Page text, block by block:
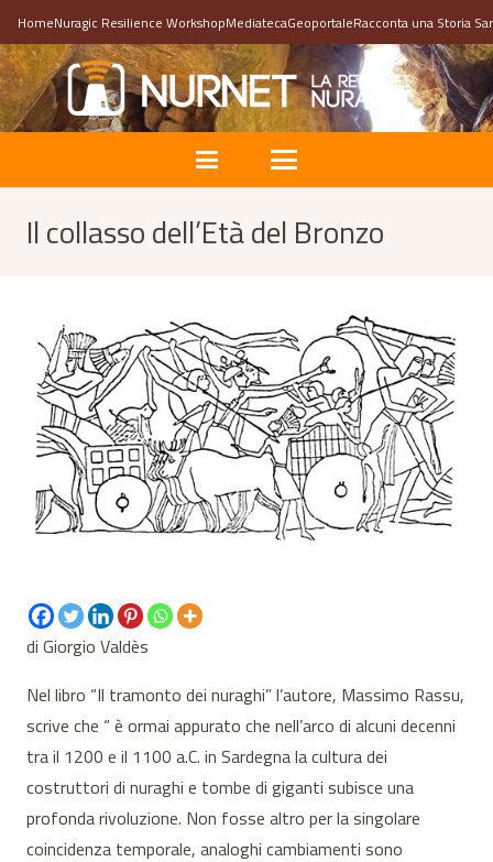
HomeNuragic Resilience WorkshopMediatecaGeoportaleRacconta una Storia
Il collasso dell’Età del Bronzo
di Giorgio Valdès
Nel libro “Il tramonto dei nuraghi” l’autore, Massimo Rassu,
scrive che “ è ormai appurato che nell’arco di alcuni decenni
tra il 1200 e il 1100 a.C. in Sardegna la cultura dei
costruttori di nuraghi e tombe di giganti subisce una
profonda rivoluzione. Non fosse altro per la singolare
coincidenza temporale, analoghi cambiamenti sono